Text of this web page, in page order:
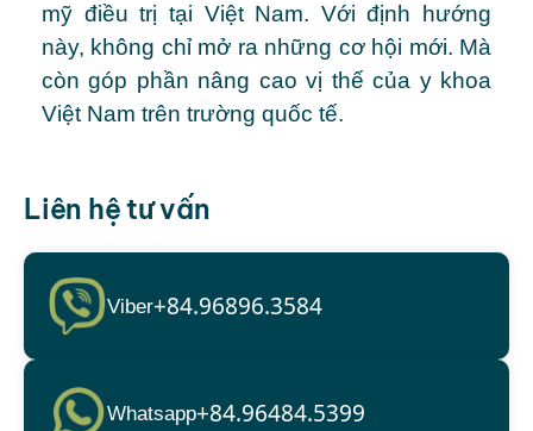
mỹ điều trị tại Việt Nam. Với định hướng
này, không chỉ mở ra những cơ hội mới. Mà
còn góp phần nâng cao vị thế của y khoa
Việt Nam trên trường quốc tế.
Liên hệ tư vấn
Viber+84.96896.3584
Whatsapp+84.96484.5399